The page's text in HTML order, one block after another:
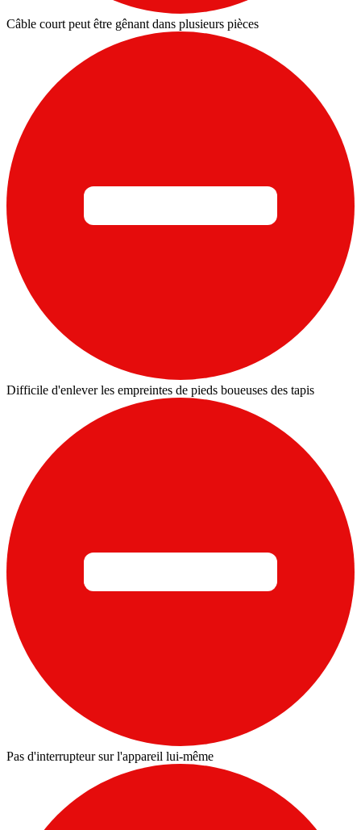
Câble court peut être gênant dans plusieurs pièces
Difficile d'enlever les empreintes de pieds boueuses des tapis
Pas d'interrupteur sur l'appareil lui-même